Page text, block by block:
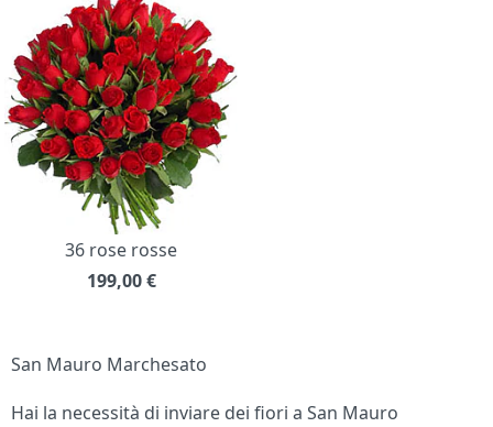
36 rose rosse
199,00 €
San Mauro Marchesato
Hai la necessità di inviare dei fiori a San Mauro